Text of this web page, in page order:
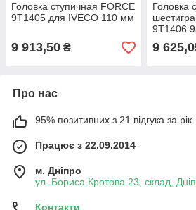
Головка ступичная FORCE
9T1405 для IVECO 110 мм
9 913,50 ₴
Головка
9T1406
Cargo
9
Про нас
95% позитивних з 21 відгука за рік
Працює з 22.09.2014
м. Дніпро
ул. Бориса Кротова 23, склад,
Контакти